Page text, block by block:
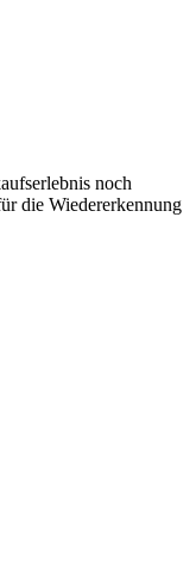
noch
die Wiedererkennung